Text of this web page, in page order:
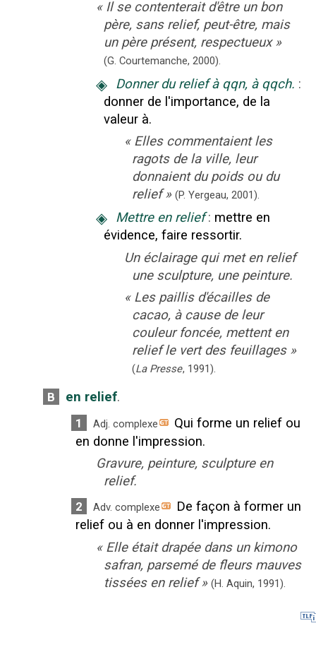
« Il se contenterait d'être un bon
père, sans relief, peut-être, mais
un père présent, respectueux »
(G. Courtemanche, 2000).
◈ Donner du relief à qqn, à qqch. :
donner de l'importance, de la
valeur à.
« Elles commentaient les
ragots de la ville, leur
donnaient du poids ou du
relief » (P. Yergeau, 2001).
◈ Mettre en relief : mettre en
évidence, faire ressortir.
Un éclairage qui met en relief
une sculpture, une peinture.
« Les paillis d'écailles de
cacao, à cause de leur
couleur foncée, mettent en
relief le vert des feuillages »
(La Presse, 1991).
B en relief.
1 Adj. complexe
Qui forme un relief ou
en donne l'impression.
Gravure, peinture, sculpture en
relief.
2 Adv. complexe
De façon à former un
relief ou à en donner l'impression.
« Elle était drapée dans un kimono
safran, parsemé de fleurs mauves
tissées en relief » (H. Aquin, 1991).